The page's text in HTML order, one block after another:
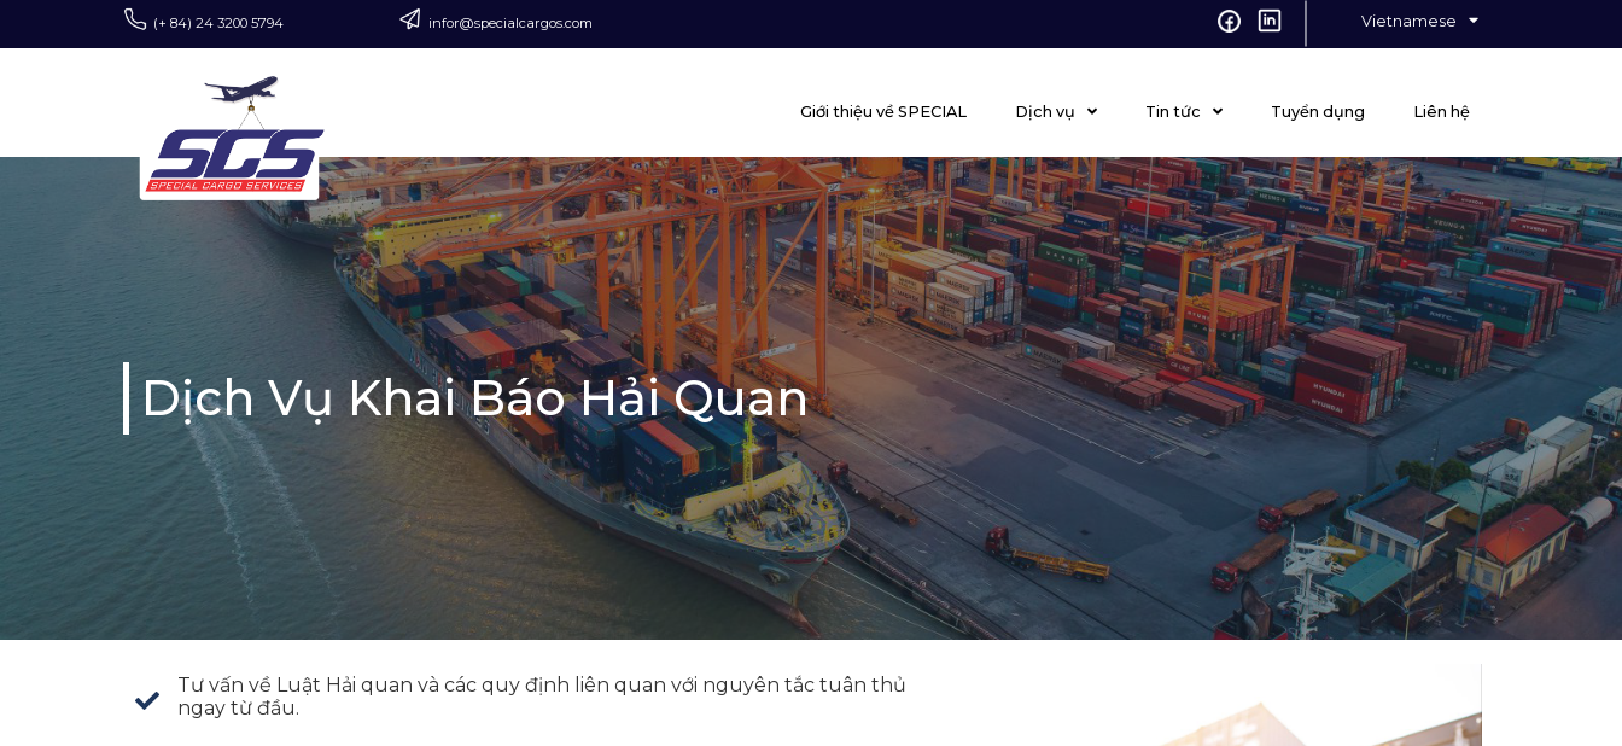
(+ 84) 24 3200 5794 infor@specialcargos.com Vietnamese
English
Giới thiệu về SPECIAL Dịch vụ Tin tức Tuyển dụng Liên hệ
Dịch Vụ Khai Báo Hải Quan
Tư vấn về Luật Hải quan và các quy định liên quan với nguyên tắc tuân thủ
ngay từ đầu.